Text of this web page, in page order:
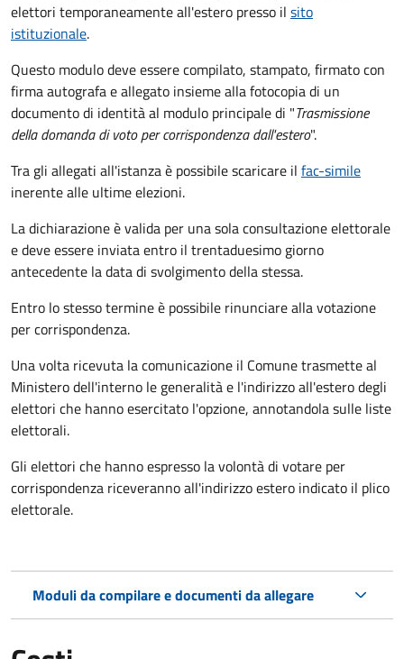
elettori temporaneamente all'estero presso il sito
istituzionale.
Questo modulo deve essere compilato, stampato, firmato con
firma autografa e allegato insieme alla fotocopia di un
documento di identità al modulo principale di "Trasmissione
della domanda di voto per corrispondenza dall'estero".
Tra gli allegati all'istanza è possibile scaricare il fac-simile
inerente alle ultime elezioni.
La dichiarazione è valida per una sola consultazione elettorale
e deve essere inviata entro il trentaduesimo giorno
antecedente la data di svolgimento della stessa.
Entro lo stesso termine è possibile rinunciare alla votazione
per corrispondenza.
Una volta ricevuta la comunicazione il Comune trasmette al
Ministero dell'interno le generalità e l'indirizzo all'estero degli
elettori che hanno esercitato l'opzione, annotandola sulle liste
elettorali.
Gli elettori che hanno espresso la volontà di votare per
corrispondenza riceveranno all'indirizzo estero indicato il plico
elettorale.
Moduli da compilare e documenti da allegare